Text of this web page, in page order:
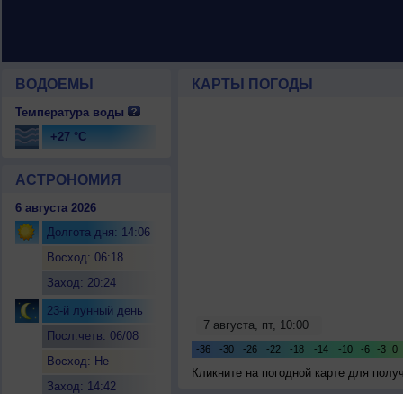
ВОДОЕМЫ
Температура воды
+27 °C
АСТРОНОМИЯ
6 августа 2026
Долгота дня: 14:06
Восход: 06:18
Заход: 20:24
23-й лунный день
Посл.четв. 06/08
Восход: Не
Заход: 14:42
КАРТЫ ПОГОДЫ
Кликните на погодной карте для